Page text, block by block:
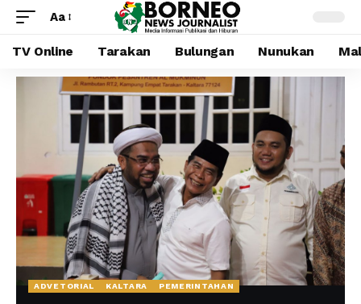
Aa
TV Online Tarakan Bulungan Nunukan
ADVETORIAL KALTARA PEMERINTAHAN